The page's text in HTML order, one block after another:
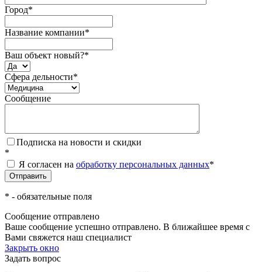
Город*
Название компании*
Ваш объект новый?*
Сфера дельности*
Сообщение
Подписка на новости и скидки
*
Я согласен на обработку персональных данных*
* - обязательные поля
Сообщение отправлено
Ваше сообщение успешно отправлено. В ближайшее время с
Вами свяжется наш специалист
Закрыть окно
Задать вопрос